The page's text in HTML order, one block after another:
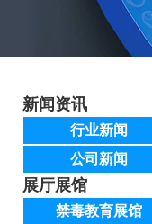
新闻资讯
行业新闻
公司新闻
展厅展馆
禁毒教育展馆